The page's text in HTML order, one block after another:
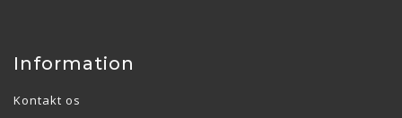
Information
Kontakt os